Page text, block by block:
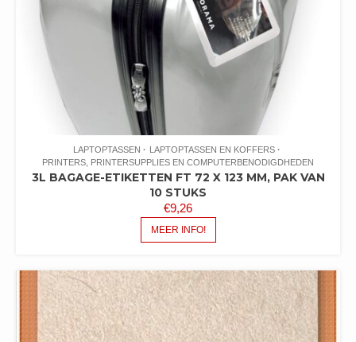
LAPTOPTASSEN
LAPTOPTASSEN EN KOFFERS
PRINTERS, PRINTERSUPPLIES EN COMPUTERBENODIGDHEDEN
3L BAGAGE-ETIKETTEN FT 72 X 123 MM, PAK VAN
10 STUKS
€9,26
MEER INFO!